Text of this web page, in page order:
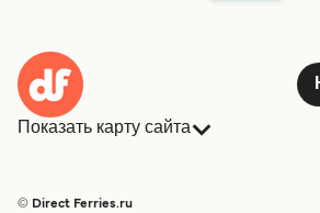
Показать карту сайта
Страны
© Direct Ferries.ru